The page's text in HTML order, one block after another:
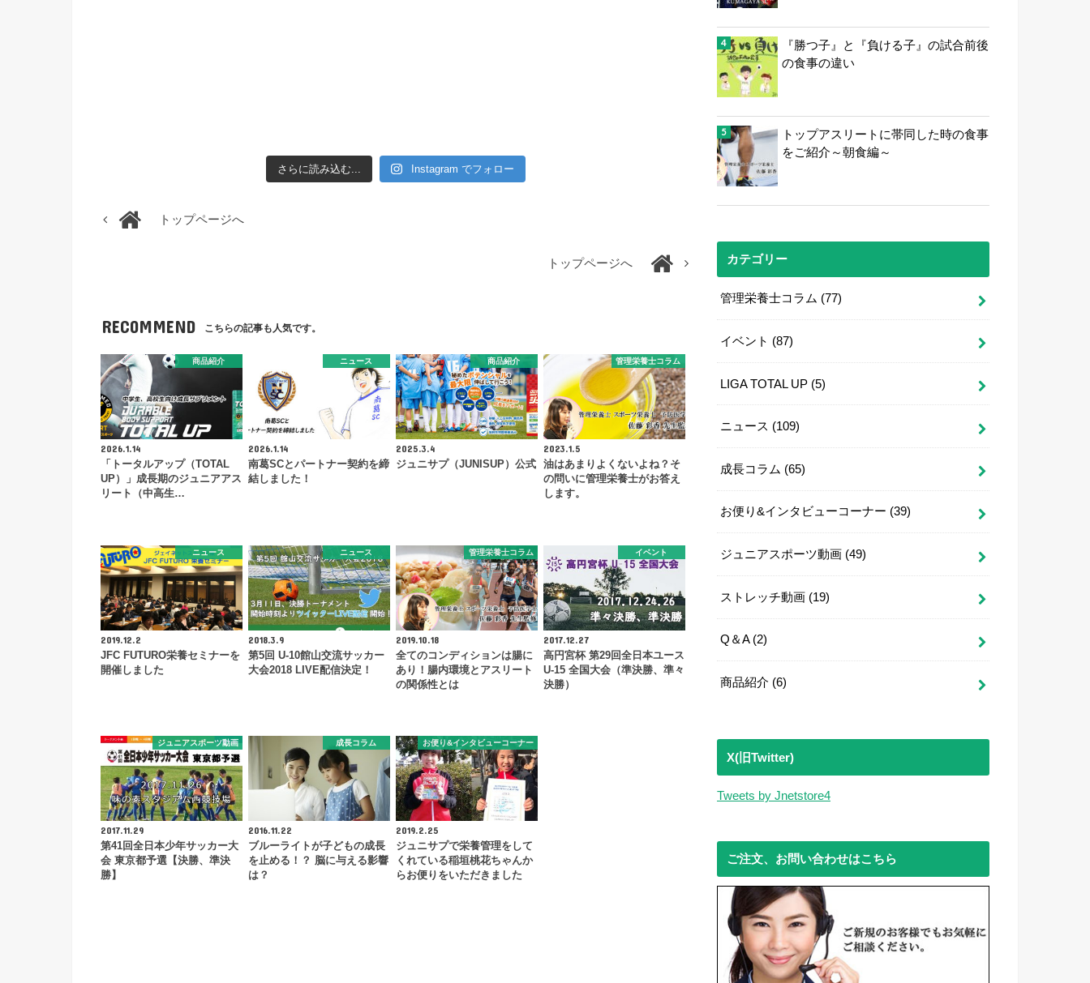
さらに読み込む... Instagram でフォロー
トップページへ
トップページへ
RECOMMEND こちらの記事も人気です。
商品紹介
2026.1.14
「トータルアップ（TOTAL
UP）」成長期のジュニアアス
リート（中高生…
ニュース
2026.1.14
南葛SCとパートナー契約を締
結しました！
商品紹介
2025.3.4
ジュニサプ（JUNISUP）公式
管理栄養士コラム
2023.1.5
油はあまりよくないよね？そ
の問いに管理栄養士がお答え
します。
ニュース
2019.12.2
JFC FUTURO栄養セミナーを
開催しました
ニュース
2018.3.9
第5回 U-10館山交流サッカー
大会2018 LIVE配信決定！
管理栄養士コラム
2019.10.18
全てのコンディションは腸に
あり！腸内環境とアスリート
の関係性とは
イベント
2017.12.27
高円宮杯 第29回全日本ユース
U-15 全国大会（準決勝、準々
決勝）
ジュニアスポーツ動画
2017.11.29
第41回全日本少年サッカー大
会 東京都予選【決勝、準決
勝】
成長コラム
2016.11.22
ブルーライトが子どもの成長
を止める！？ 脳に与える影響
は？
お便り&インタビューコーナー
2019.2.25
ジュニサプで栄養管理をして
くれている稲垣桃花ちゃんか
らお便りをいただきました
『勝つ子』と『負ける子』の試合前後
の食事の違い
トップアスリートに帯同した時の食事
をご紹介～朝食編～
カテゴリー
管理栄養士コラム (77)
イベント (87)
LIGA TOTAL UP (5)
ニュース (109)
成長コラム (65)
お便り&インタビューコーナー (39)
ジュニアスポーツ動画 (49)
ストレッチ動画 (19)
Q＆A (2)
商品紹介 (6)
X(旧Twitter)
Tweets by Jnetstore4
ご注文、お問い合わせはこちら